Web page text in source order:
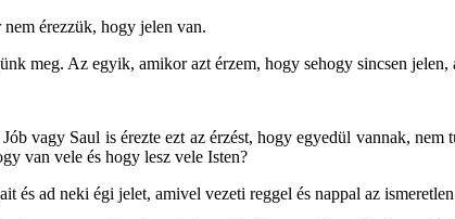
érezzük, hogy jelen van.
meg. Az egyik, amikor azt érzem, hogy sehogy sincsen
vagy Saul is érezte ezt az érzést, hogy egyedül vannak,
van vele és hogy lesz vele Isten?
és ad neki égi jelet, amivel vezeti reggel és nappal az